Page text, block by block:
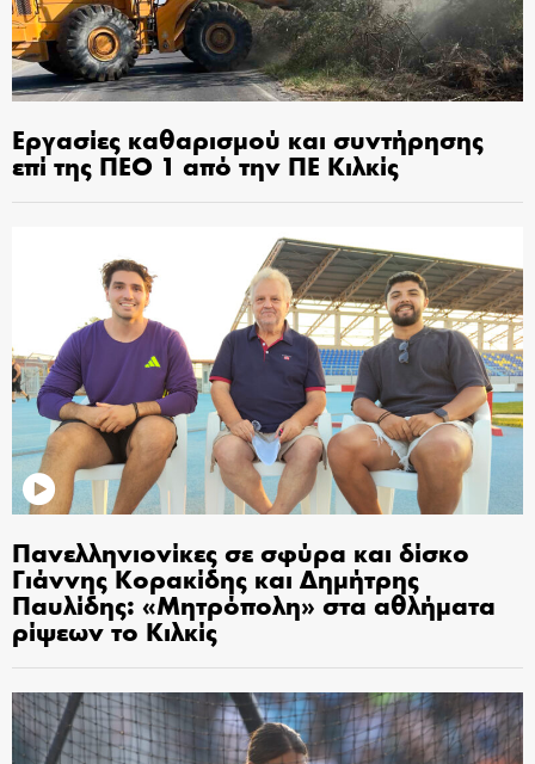
Εργασίες καθαρισμού και συντήρησης
επί της ΠΕΟ 1 από την ΠΕ Κιλκίς
Πανελληνιονίκες σε σφύρα και δίσκο
Γιάννης Κορακίδης και Δημήτρης
Παυλίδης: «Μητρόπολη» στα αθλήματα
ρίψεων το Κιλκίς